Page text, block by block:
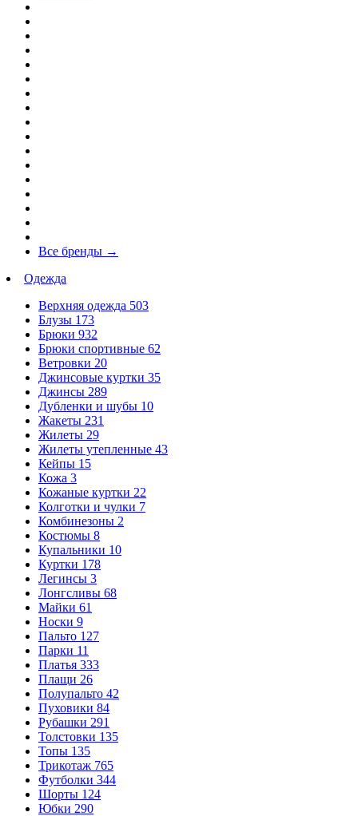
Все бренды →
Одежда
Верхняя одежда 503
Блузы 173
Брюки 932
Брюки спортивные 62
Ветровки 20
Джинсовые куртки 35
Джинсы 289
Дубленки и шубы 10
Жакеты 231
Жилеты 29
Жилеты утепленные 43
Кейпы 15
Кожа 3
Кожаные куртки 22
Колготки и чулки 7
Комбинезоны 2
Костюмы 8
Купальники 10
Куртки 178
Легинсы 3
Лонгсливы 68
Майки 61
Носки 9
Пальто 127
Парки 11
Платья 333
Плащи 26
Полупальто 42
Пуховики 84
Рубашки 291
Толстовки 135
Топы 135
Трикотаж 765
Футболки 344
Шорты 124
Юбки 290